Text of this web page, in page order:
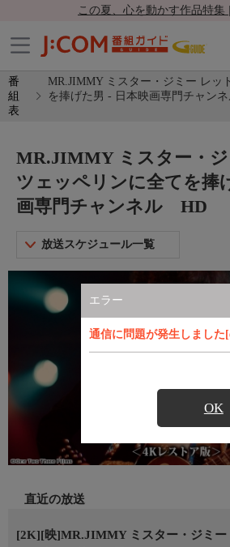
この夏、心を動かす作品特集
番
組
表
MR.JIMMY ミスター・ジミー レッ
を捧げた男 - 日本映画専門チャン
エラー
通信に問題が発生しました
OK
MR.JIMMY ミスター・ジ
ツェッペリンに全てを捧
画専門チャンネル HD
放送スケジュール一覧
直近の放送
[2K][映]MR.JIMMY ミスター・ジミー